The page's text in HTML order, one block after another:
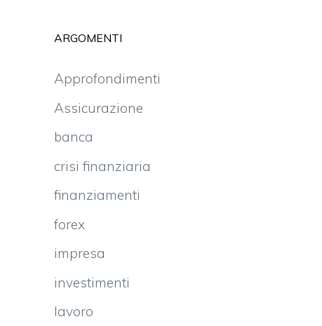
ARGOMENTI
Approfondimenti
Assicurazione
banca
crisi finanziaria
finanziamenti
forex
impresa
investimenti
lavoro